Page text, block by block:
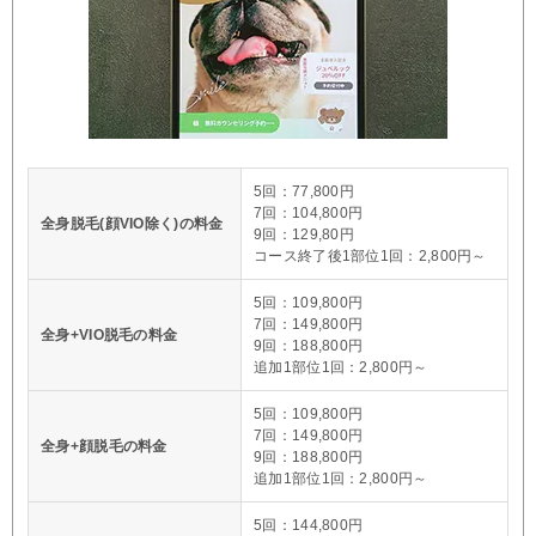
全身脱毛(顔VIO除く)の料金
5回：77,800円
7回：104,800円
9回：129,80円
コース終了後1部位1回：2,800円～
全身+VIO脱毛の料金
5回：109,800円
7回：149,800円
9回：188,800円
追加1部位1回：2,800円～
全身+顔脱毛の料金
5回：109,800円
7回：149,800円
9回：188,800円
追加1部位1回：2,800円～
5回：144,800円